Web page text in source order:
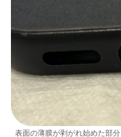
表面の薄膜が剥がれ始めた部分